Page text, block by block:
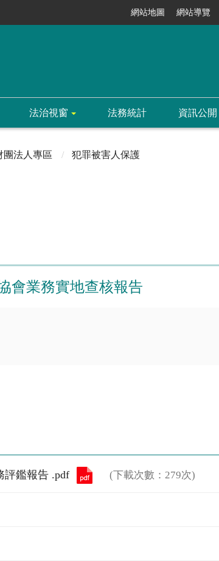
網站地圖 網站導覽
法治視窗 法務統計 資訊公開
團法人專區 犯罪被害人保護
會業務實地查核報告
評鑑報告 .pdf (下載次數：279次)